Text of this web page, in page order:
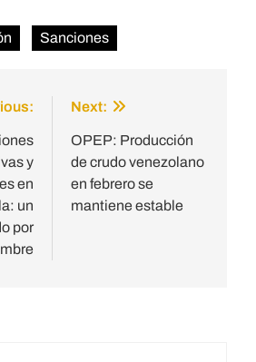
Sanciones
y
en
un
por
Next:
OPEP: Producción
de crudo venezolano
en febrero se
mantiene estable